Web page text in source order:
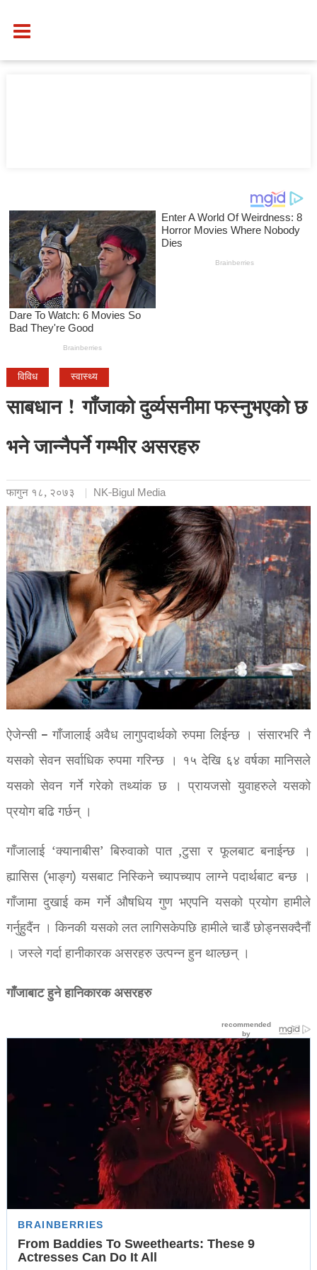
विविध स्वास्थ्य
साबधान ! गाँजाको दुर्व्यसनीमा फस्नुभएको छ
भने जान्नैपर्ने गम्भीर असरहरु
फागुन १८, २०७३ NK-Bigul Media
ऐजेन्सी – गाँजालाई अवैध लागुपदार्थको रुपमा लिईन्छ । संसारभरि नै
यसको सेवन सर्वाधिक रुपमा गरिन्छ । १५ देखि ६४ वर्षका मानिसले
यसको सेवन गर्ने गरेको तथ्यांक छ । प्रायजसो युवाहरुले यसको
प्रयोग बढि गर्छन् ।
गाँजालाई ‘क्यानाबीस’ बिरुवाको पात ,टुसा र फूलबाट बनाईन्छ ।
ह्यासिस (भाङ्ग) यसबाट निस्किने च्यापच्याप लाग्ने पदार्थबाट बन्छ ।
गाँजामा दुखाई कम गर्ने औषधिय गुण भएपनि यसको प्रयोग हामीले
गर्नुहुदैंन । किनकी यसको लत लागिसकेपछि हामीले चाडैं छोड्नसक्दैनौं
। जस्ले गर्दा हानीकारक असरहरु उत्पन्न हुन थाल्छन् ।
गाँजाबाट हुने हानिकारक असरहरु